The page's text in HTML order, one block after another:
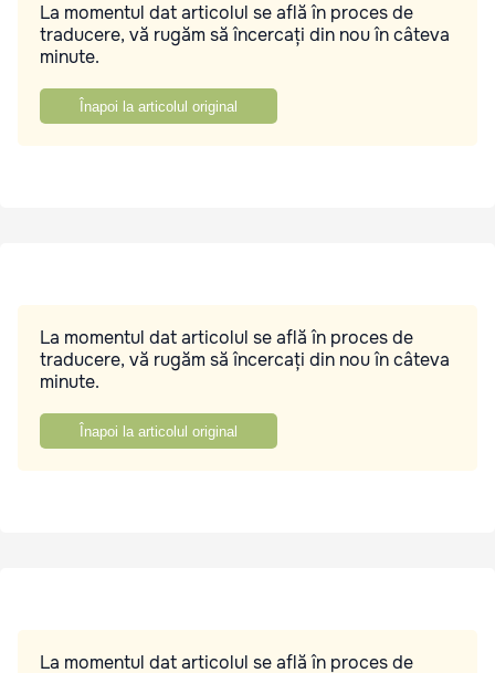
La momentul dat articolul se află în proces de
traducere, vă rugăm să încercați din nou în câteva
minute.
Înapoi la articolul original
La momentul dat articolul se află în proces de
traducere, vă rugăm să încercați din nou în câteva
minute.
Înapoi la articolul original
La momentul dat articolul se află în proces de